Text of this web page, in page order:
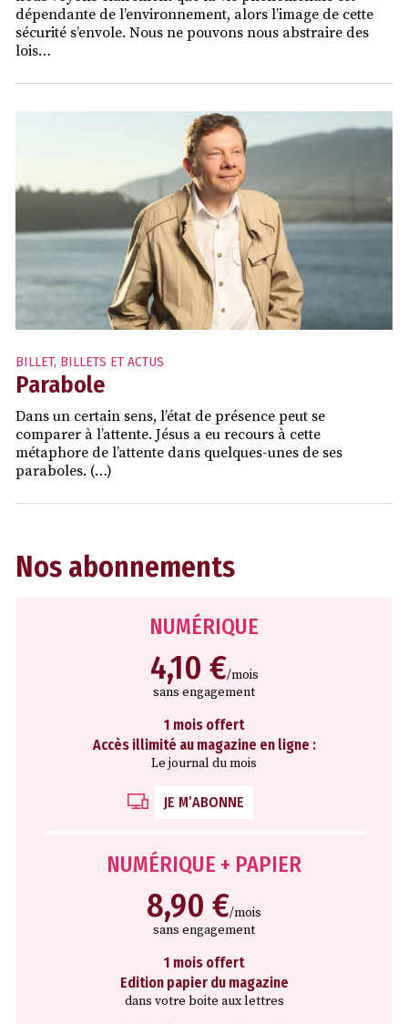
dépendante de l’environnement, alors l’image de cette
sécurité s’envole. Nous ne pouvons nous abstraire des
lois…
BILLET, BILLETS ET ACTUS
Parabole
Dans un certain sens, l’état de présence peut se
comparer à l’attente. Jésus a eu recours à cette
métaphore de l’attente dans quelques-unes de ses
paraboles. (…)
Nos abonnements
NUMÉRIQUE
4,10 €/mois
sans engagement
1 mois offert
Accès illimité au magazine en ligne :
Le journal du mois
JE M’ABONNE
NUMÉRIQUE + PAPIER
8,90 €/mois
sans engagement
1 mois offert
Edition papier du magazine
dans votre boite aux lettres